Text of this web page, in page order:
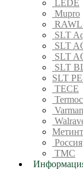
LEDE
Mupro
SLT
SLT
SLT
SLT
SLT
TECE
Россия
ТМС